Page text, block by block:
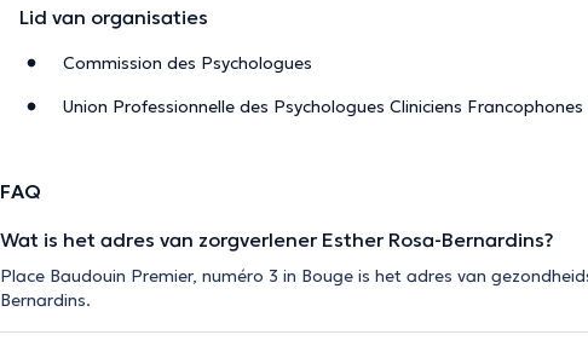
Lid van organisaties
Commission des Psychologues
Union Professionnelle des Psychologues Cliniciens
FAQ
Wat is het adres van zorgverlener Esther Rosa-Bernardins?
Place Baudouin Premier, numéro 3 in Bouge is het adres van
Bernardins.